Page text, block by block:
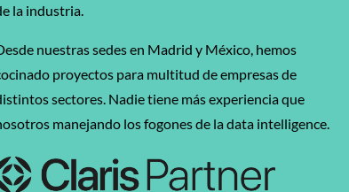
la industria.
nuestras sedes en Madrid y México, hemos
proyectos para multitud de empresas de
sectores. Nadie tiene más experiencia que
manejando los fogones de la data intelligence.